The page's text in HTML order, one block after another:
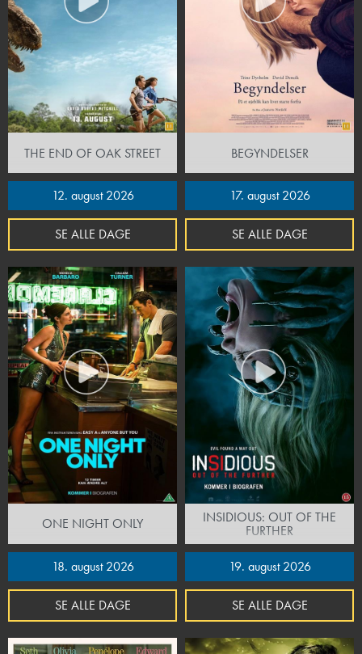
THE END OF OAK STREET
12. august 2026
SE ALLE DAGE
BEGYNDELSER
17. august 2026
SE ALLE DAGE
ONE NIGHT ONLY
18. august 2026
SE ALLE DAGE
INSIDIOUS: OUT OF THE
FURTHER
19. august 2026
SE ALLE DAGE